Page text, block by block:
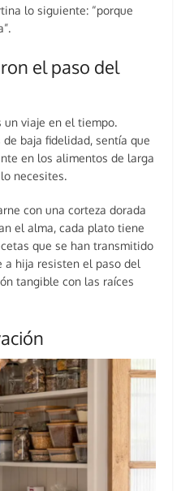
lo siguiente: “porque
el paso del
un viaje en el tiempo.
baja fidelidad, sentía que
en los alimentos de larga
necesites.
con una corteza dorada
el alma, cada plato tiene
que se han transmitido
a hija resisten el paso del
tangible con las raíces